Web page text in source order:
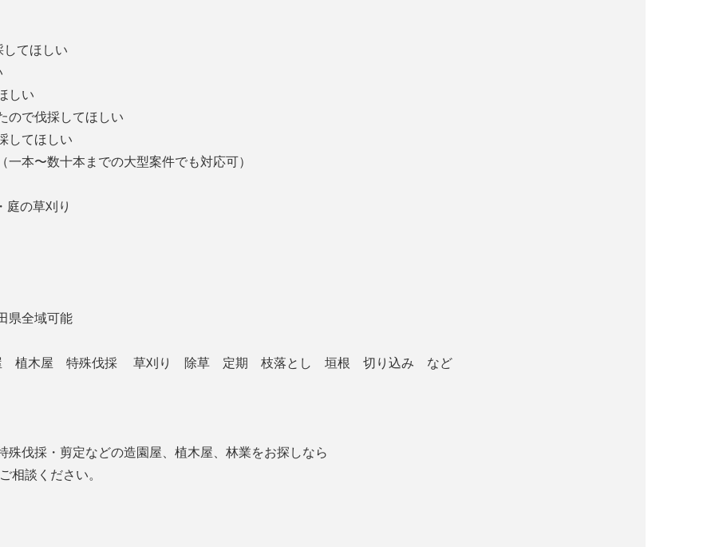
てほしい
しい
ので伐採してほしい
してほしい
本〜数十本までの大型案件でも対応可）
の草刈り
全域可能
植木屋 特殊伐採 草刈り 除草 定期 枝落とし 垣根 切り込み など
伐採・剪定などの造園屋、植木屋、林業をお探しなら
相談ください。